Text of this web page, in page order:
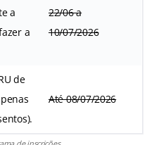
a
a
22/06 a
10/07/2026
de
Até 08/07/2026